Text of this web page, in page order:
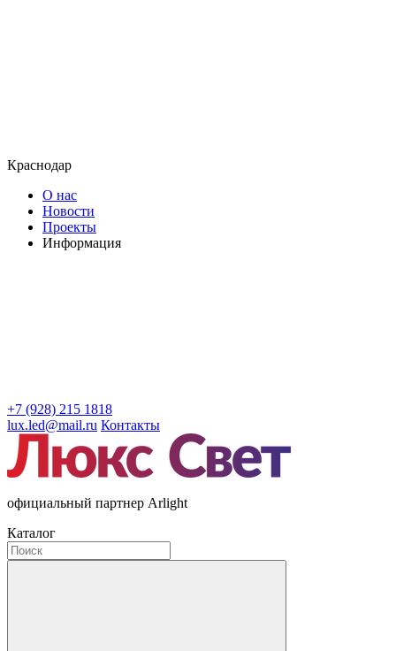
Краснодар
О нас
Новости
Проекты
Информация
+7 (928) 215 1818
lux.led@mail.ru Контакты
официальный партнер Arlight
Каталог